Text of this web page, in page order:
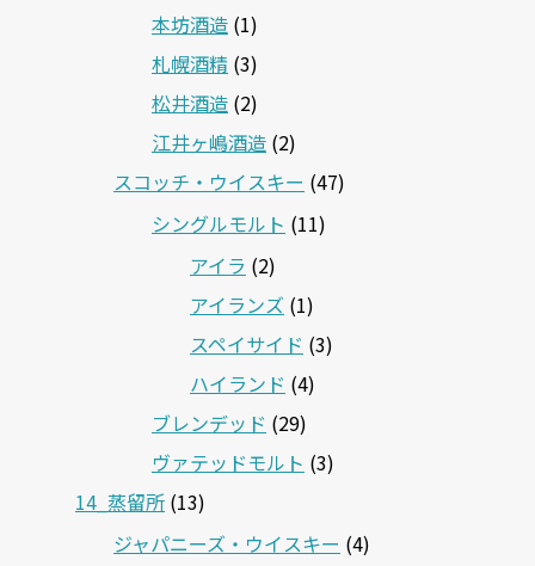
本坊酒造 (1)
札幌酒精 (3)
松井酒造 (2)
江井ヶ嶋酒造 (2)
スコッチ・ウイスキー (47)
シングルモルト (11)
アイラ (2)
アイランズ (1)
スペイサイド (3)
ハイランド (4)
ブレンデッド (29)
ヴァテッドモルト (3)
14_蒸留所 (13)
ジャパニーズ・ウイスキー (4)